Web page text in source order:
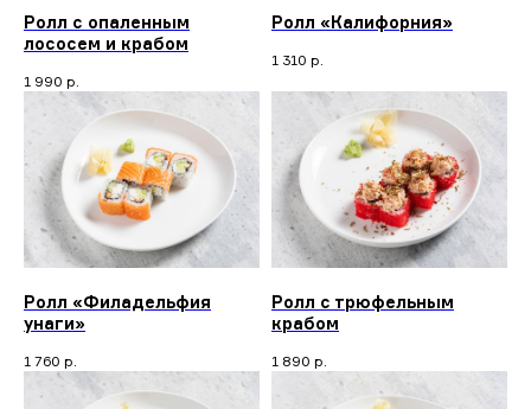
Ролл с опаленным
лососем и крабом
1 990 р.
Ролл «Калифорния»
1 310 р.
Ролл «Филадельфия
унаги»
1 760 р.
Ролл с трюфельным
крабом
1 890 р.